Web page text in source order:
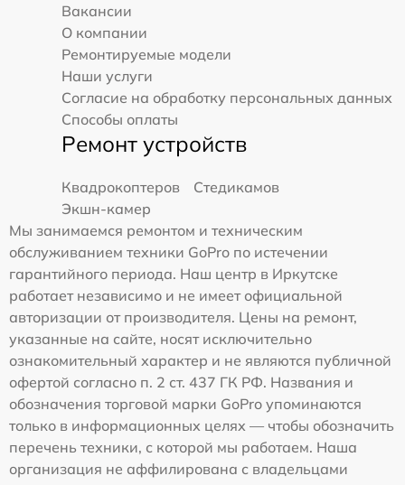
Вакансии
О компании
Ремонтируемые модели
Наши услуги
Согласие на обработку персональных данных
Способы оплаты
Ремонт устройств
Квадрокоптеров
Стедикамов
Экшн-камер
Мы занимаемся ремонтом и техническим
обслуживанием техники GoPro по истечении
гарантийного периода. Наш центр в Иркутске
работает независимо и не имеет официальной
авторизации от производителя. Цены на ремонт,
указанные на сайте, носят исключительно
ознакомительный характер и не являются публичной
офертой согласно п. 2 ст. 437 ГК РФ. Названия и
обозначения торговой марки GoPro упоминаются
только в информационных целях — чтобы обозначить
перечень техники, с которой мы работаем. Наша
организация не аффилирована с владельцами